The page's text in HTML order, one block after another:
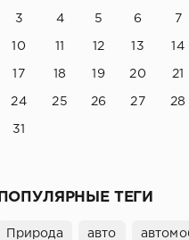
3 4 5 6 7
10 11 12 13 14
17 18 19 20 21
24 25 26 27 28
31
ПОПУЛЯРНЫЕ ТЕГИ
Природа авто